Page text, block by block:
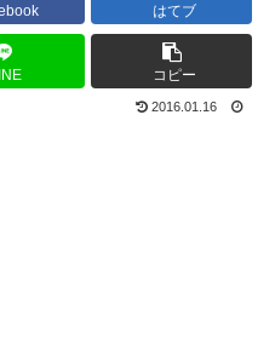
はてブ
コピー
2016.01.16